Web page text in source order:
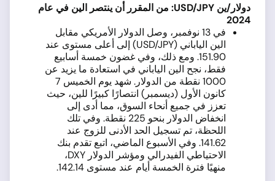
دولار/ين
من المقرر أن ينتصر الين في عام
2024
في 13 نوفمبر، وصل الدولار الأمريكي مقابل
الين الياباني (USD/JPY) إلى أعلى مستوى عند
151.90. ومع ذلك، وفي غضون خمسة أسابيع
فقط، نجح الين الياباني في استعادة ما يزيد عن
1000 نقطة من الدولار. شهد يوم الخميس 7
كانون الأول (ديسمبر) انتصارًا كبيرًا للين، حيث
تعزز في جميع أنحاء السوق، مما أدى إلى
انخفاض الدولار بنحو 225 نقطة. وفي تلك
اللحظة، تم تسجيل الحد الأدنى للزوج عند
141.62. وفي الأسبوع الماضي، اتبع تقدم بنك
الاحتياطي الفيدرالي ومؤشر الدولار DXY،
منهيًا فترة الخمسة أيام عند مستوى 142.14.